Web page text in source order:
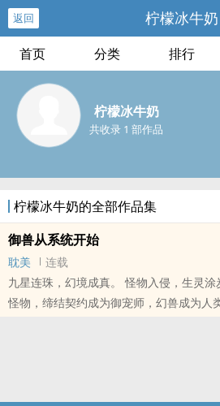
返回 柠檬冰牛奶
首页 分类 排行
柠檬冰牛奶
共收录 1 部作品
柠檬冰牛奶的全部作品集
御兽从系统开始
耽美
连载
九星连珠，幻境成真。 怪物入侵，生灵
怪物，缔结契约成为御宠师，幻兽成为人